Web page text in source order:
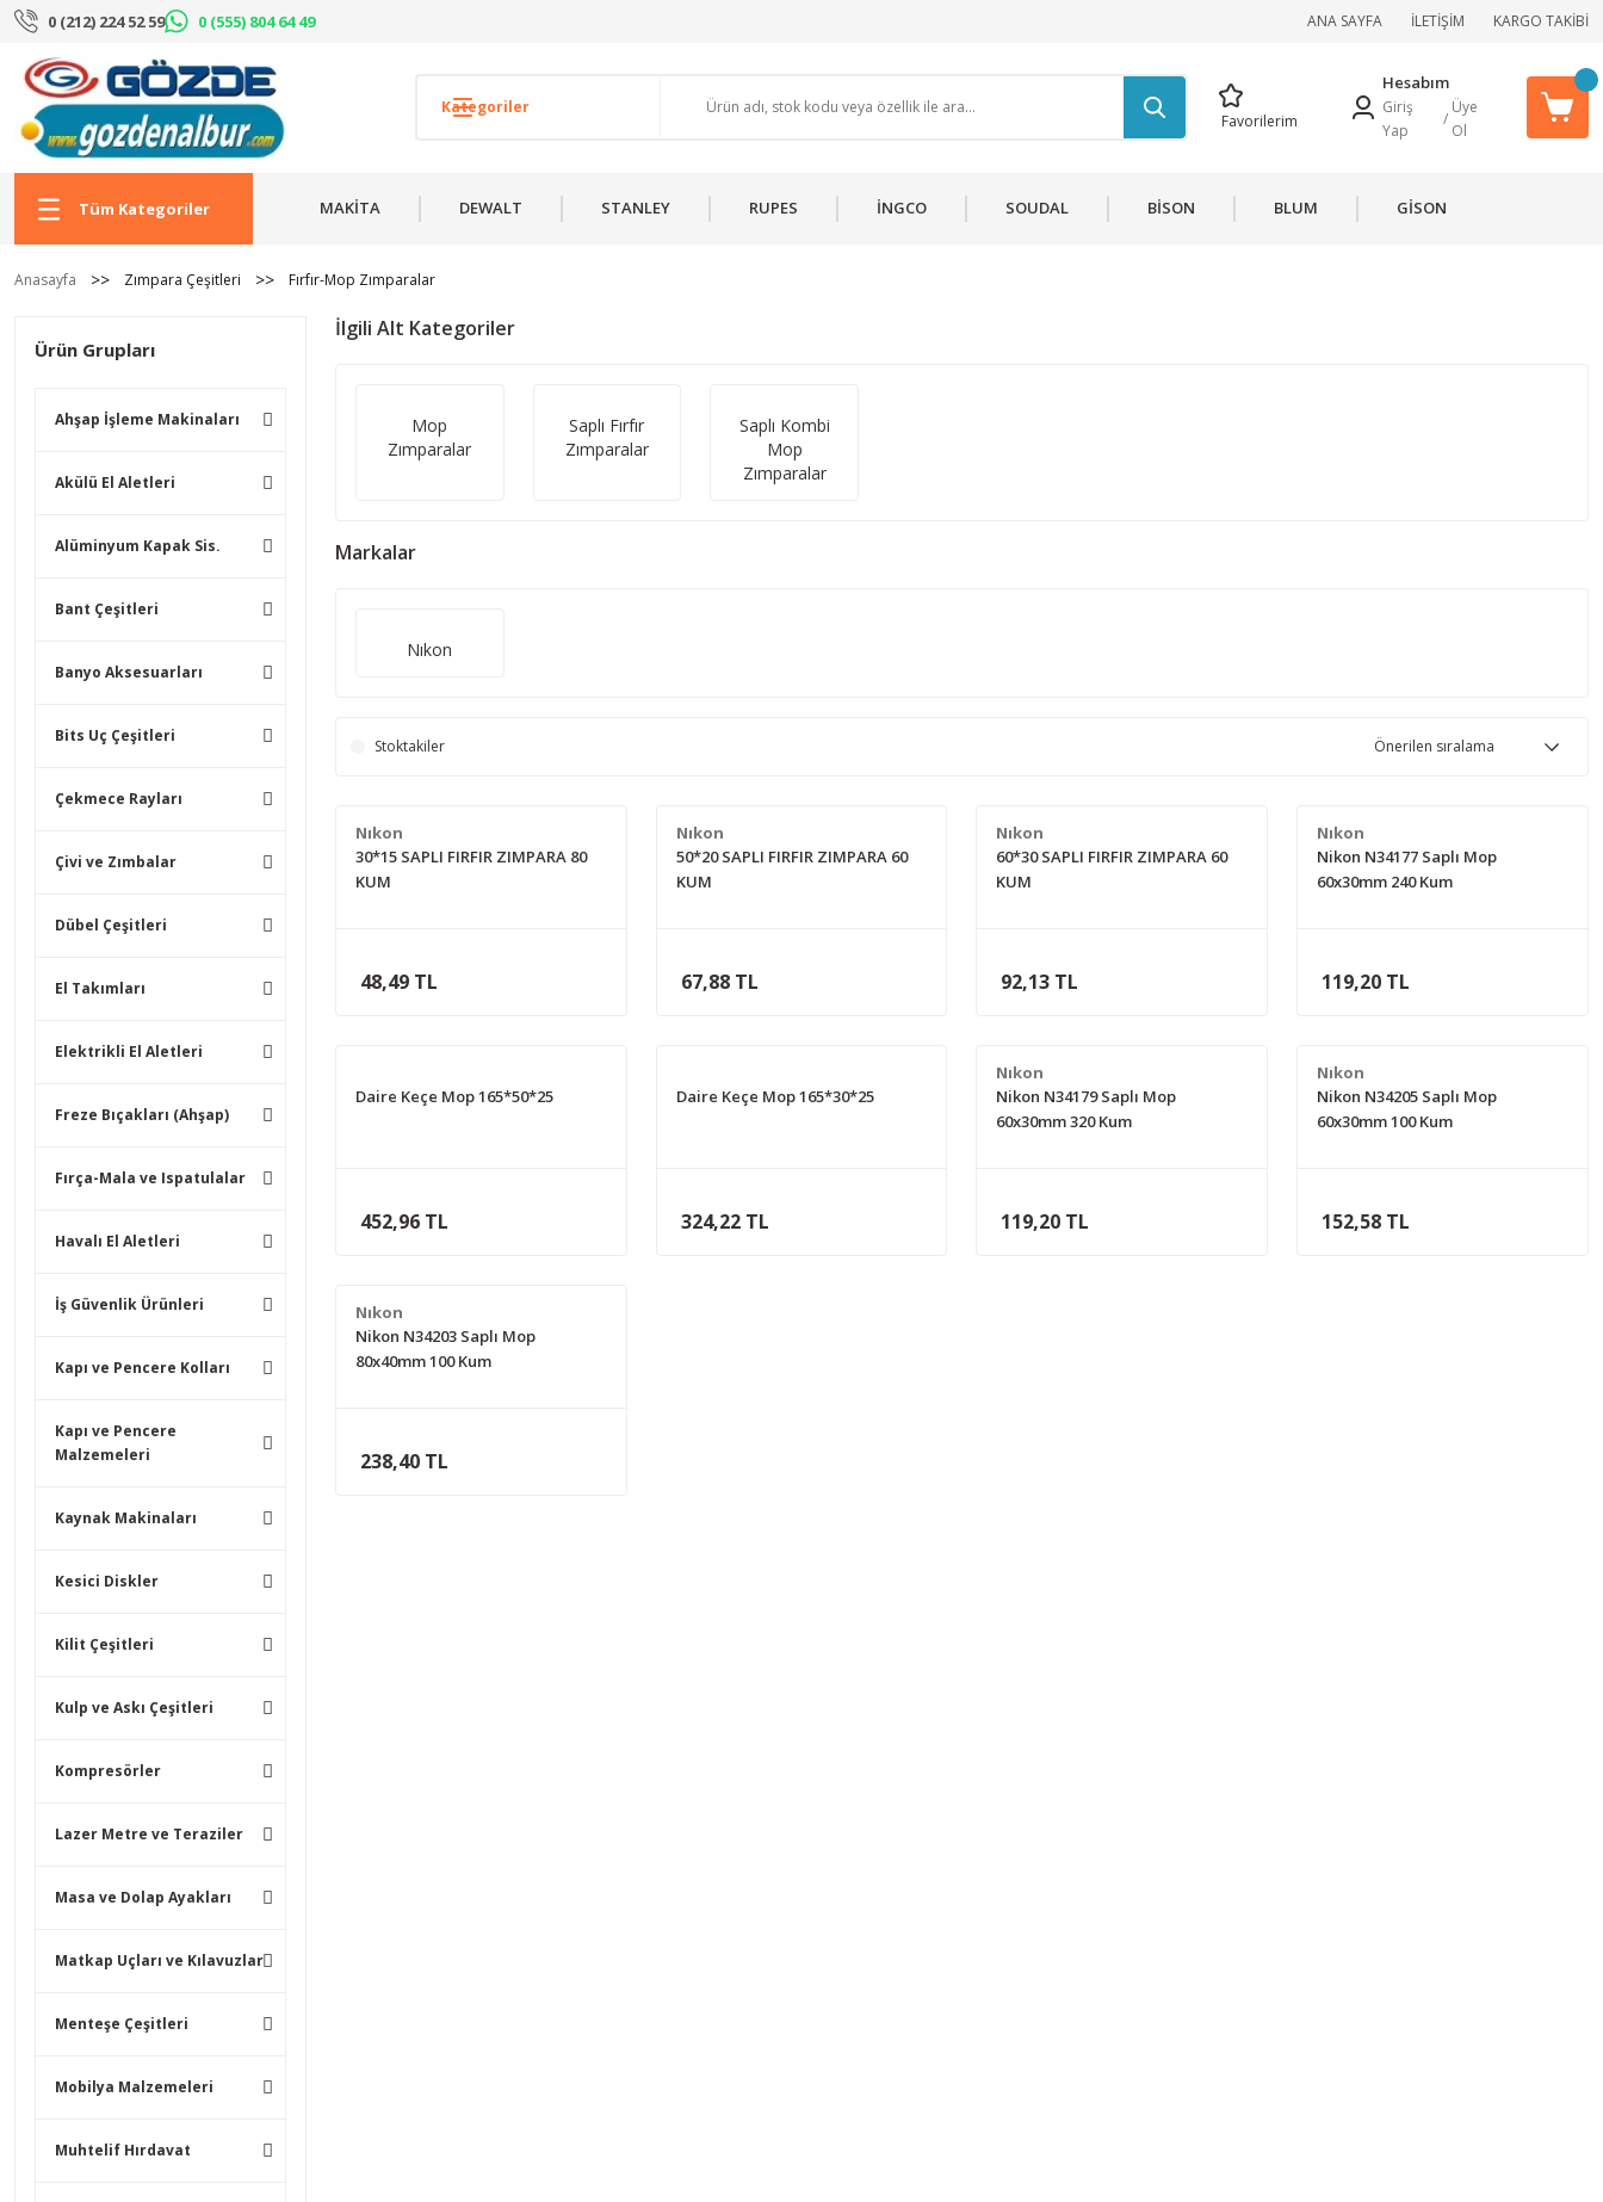
0 (212) 224 52 59 0 (555) 804 64 49 ANA SAYFA İLETİŞİM KARGO TAKİBİ
Favorilerim
Hesabım
Giriş
Yap
/
Üye
Ol
Tüm Kategoriler MAKİTA DEWALT STANLEY RUPES İNGCO SOUDAL BİSON BLUM GİSON
Anasayfa Zımpara Çeşitleri Fırfır-Mop Zımparalar
Ürün Grupları
Ahşap İşleme Makinaları
Akülü El Aletleri
Alüminyum Kapak Sis.
Bant Çeşitleri
Banyo Aksesuarları
Bits Uç Çeşitleri
Çekmece Rayları
Çivi ve Zımbalar
Dübel Çeşitleri
El Takımları
Elektrikli El Aletleri
Freze Bıçakları (Ahşap)
Fırça-Mala ve Ispatulalar
Havalı El Aletleri
İş Güvenlik Ürünleri
Kapı ve Pencere Kolları
Kapı ve Pencere
Malzemeleri
Kaynak Makinaları
Kesici Diskler
Kilit Çeşitleri
Kulp ve Askı Çeşitleri
Kompresörler
Lazer Metre ve Teraziler
Masa ve Dolap Ayakları
Matkap Uçları ve Kılavuzlar
Menteşe Çeşitleri
Mobilya Malzemeleri
Muhtelif Hırdavat
İlgili Alt Kategoriler
Mop
Zımparalar
Saplı Fırfır
Zımparalar
Saplı Kombi
Mop
Zımparalar
Markalar
Nıkon
Stoktakiler
Nıkon
30*15 SAPLI FIRFIR ZIMPARA 80
KUM
48,49 TL
Nıkon
50*20 SAPLI FIRFIR ZIMPARA 60
KUM
67,88 TL
Nıkon
60*30 SAPLI FIRFIR ZIMPARA 60
KUM
92,13 TL
Nıkon
Nikon N34177 Saplı Mop
60x30mm 240 Kum
119,20 TL
Daire Keçe Mop 165*50*25
452,96 TL
Daire Keçe Mop 165*30*25
324,22 TL
Nıkon
Nikon N34179 Saplı Mop
60x30mm 320 Kum
119,20 TL
Nıkon
Nikon N34205 Saplı Mop
60x30mm 100 Kum
152,58 TL
Nıkon
Nikon N34203 Saplı Mop
80x40mm 100 Kum
238,40 TL